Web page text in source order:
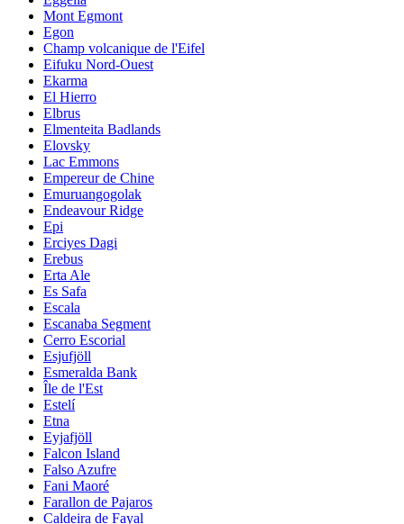
Mont Egmont
Egon
Champ volcanique de l'Eifel
Eifuku Nord-Ouest
Ekarma
El Hierro
Elbrus
Elmenteita Badlands
Elovsky
Lac Emmons
Empereur de Chine
Emuruangogolak
Endeavour Ridge
Epi
Erciyes Dagi
Erebus
Erta Ale
Es Safa
Escala
Escanaba Segment
Cerro Escorial
Esjufjöll
Esmeralda Bank
Île de l'Est
Estelí
Etna
Eyjafjöll
Falcon Island
Falso Azufre
Fani Maoré
Farallon de Pajaros
Caldeira de Fayal